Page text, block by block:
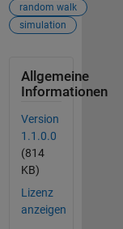
random walk
simulation
Allgemeine
Informationen
Version
1.1.0.0
(814
KB)
Lizenz
anzeigen